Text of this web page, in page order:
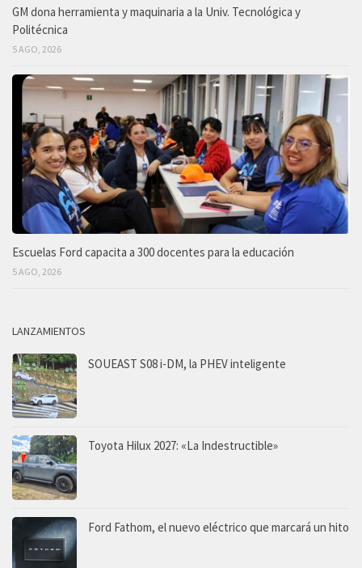
GM dona herramienta y maquinaria a la Univ. Tecnológica y
Politécnica
5 AGO, 2026
Escuelas Ford capacita a 300 docentes para la educación
5 AGO, 2026
LANZAMIENTOS
SOUEAST S08 i-DM, la PHEV inteligente
Toyota Hilux 2027: «La Indestructible»
Ford Fathom, el nuevo eléctrico que marcará un hito